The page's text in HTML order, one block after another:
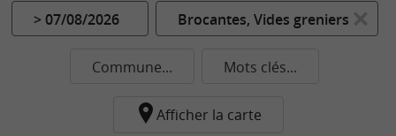
> 07/08/2026 Brocantes, Vides greniers
Commune... Mots clés...
Afficher la carte